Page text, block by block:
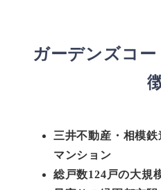
ガーデンズコ
三井不動産・相模
マンション
総戸数124戸の大規